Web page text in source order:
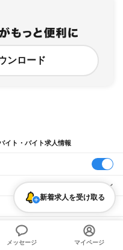
ンロード
イト・バイト求人情報
副業・WワークOKのアルバ
新着求人を受け取る
メッセージ マイページ